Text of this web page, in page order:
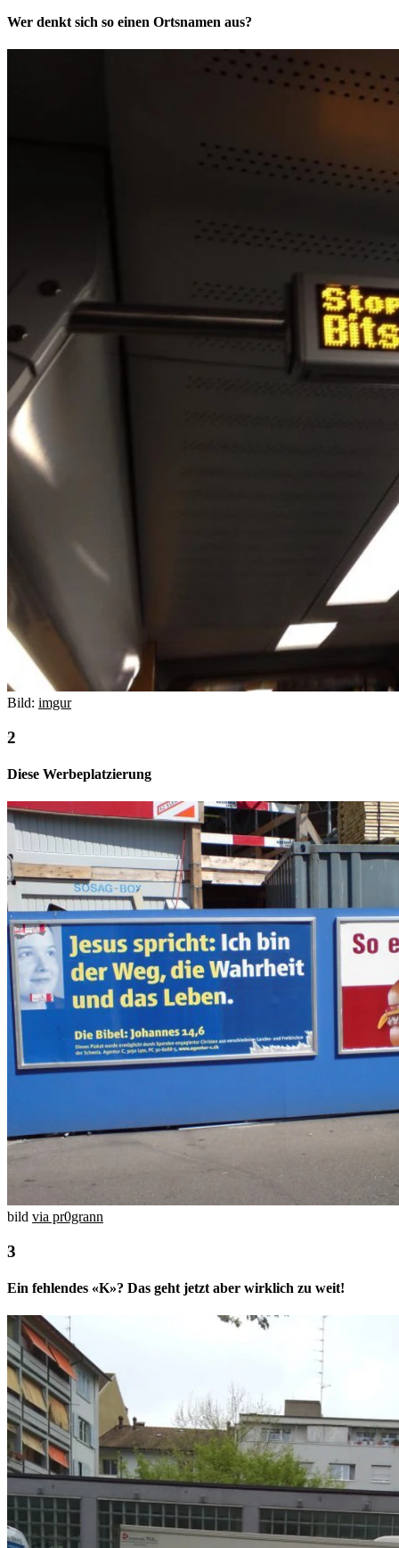
Wer denkt sich so einen Ortsnamen aus?
Bild: imgur
Diese Werbeplatzierung
bild via pr0grann
Ein fehlendes «K»? Das geht jetzt aber wirklich zu weit!